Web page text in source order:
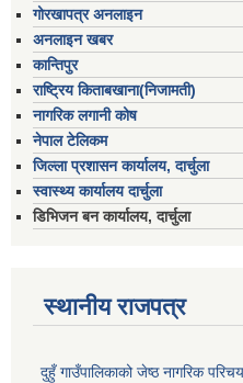
गोरखापत्र अनलाइन
अनलाइन खबर
कान्तिपुर
राष्ट्रिय किताबखाना(निजामती)
नागरिक लगानी कोष
नेपाल टेलिकम
जिल्ला प्रशासन कार्यालय, दार्चुला
स्वास्थ्य कार्यालय दार्चुला
डिभिजन बन कार्यालय, दार्चुला
स्थानीय राजपत्र
दुहुँ गाउँपालिकाको जेष्ठ नागरिक